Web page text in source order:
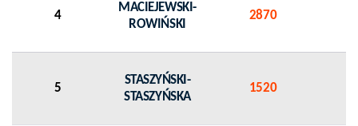
4
MACIEJEWSKI-
ROWIŃSKI
2870
5
STASZYŃSKI-
STASZYŃSKA
1520